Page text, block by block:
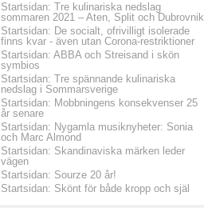
Startsidan: Tre kulinariska nedslag
sommaren 2021 – Aten, Split och Dubrovnik
Startsidan: De socialt, ofrivilligt isolerade
finns kvar - även utan Corona-restriktioner
Startsidan: ABBA och Streisand i skön
symbios
Startsidan: Tre spännande kulinariska
nedslag i Sommarsverige
Startsidan: Mobbningens konsekvenser 25
år senare
Startsidan: Nygamla musiknyheter: Sonia
och Marc Almond
Startsidan: Skandinaviska märken leder
vägen
Startsidan: Sourze 20 år!
Startsidan: Skönt för både kropp och själ